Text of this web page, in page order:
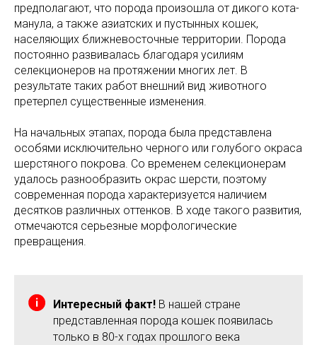
предполагают, что порода произошла от дикого кота-
манула, а также азиатских и пустынных кошек,
населяющих ближневосточные территории. Порода
постоянно развивалась благодаря усилиям
селекционеров на протяжении многих лет. В
результате таких работ внешний вид животного
претерпел существенные изменения.
На начальных этапах, порода была представлена
особями исключительно черного или голубого окраса
шерстяного покрова. Со временем селекционерам
удалось разнообразить окрас шерсти, поэтому
современная порода характеризуется наличием
десятков различных оттенков. В ходе такого развития,
отмечаются серьезные морфологические
превращения.
Интересный факт! В нашей стране
представленная порода кошек появилась
только в 80-х годах прошлого века